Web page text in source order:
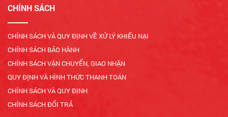
CHÍNH SÁCH
CHÍNH SÁCH VÀ QUY ĐỊNH VỀ XỬ LÝ KHIẾU NẠI
CHÍNH SÁCH BẢO HÀNH
CHÍNH SÁCH VẬN CHUYỂN, GIAO NHẬN
QUY ĐỊNH VÀ HÌNH THỨC THANH TOÁN
CHÍNH SÁCH VÀ QUY ĐỊNH
CHÍNH SÁCH ĐỔI TRẢ